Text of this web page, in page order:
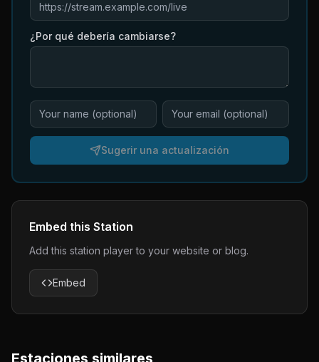
¿Por qué debería cambiarse?
Sugerir una actualización
Embed this Station
Add this station player to your website or blog.
Embed
Estaciones similares